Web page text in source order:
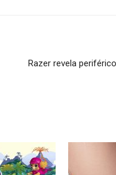
Razer revela